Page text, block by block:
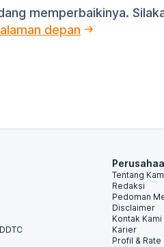
memperbaikinya.
depan
Tentang
Redaksi
Pedoman
Disclaimer
Kontak Kami
Karier
Profil & Rate